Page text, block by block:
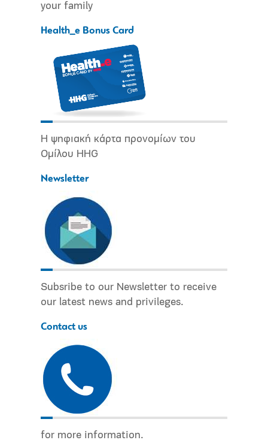
your family
Health_e Bonus Card
Η ψηφιακή κάρτα προνομίων του
Ομίλου HHG
Newsletter
Subsribe to our Newsletter to receive
our latest news and privileges.
Contact us
for more information.